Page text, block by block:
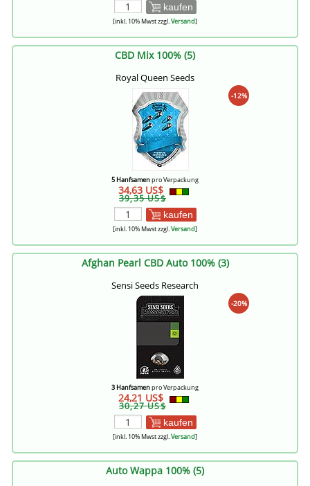
kaufen
[inkl. 10% Mwst zzgl.Versand]
CBD Mix 100% (5)
Royal Queen Seeds
-12%
5 Hanfsamenpro Verpackung
34,63 US$
39,35 US$
kaufen
[inkl. 10% Mwst zzgl.Versand]
Afghan Pearl CBD Auto 100% (3)
Sensi Seeds Research
-20%
3 Hanfsamenpro Verpackung
24,21 US$
30,27 US$
kaufen
[inkl. 10% Mwst zzgl.Versand]
Auto Wappa 100% (5)